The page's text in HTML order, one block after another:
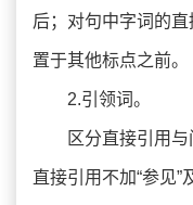
后；对句中字词的直
置于其他标点之前。
2.引领词。
区分直接引用与
直接引用不加“参见